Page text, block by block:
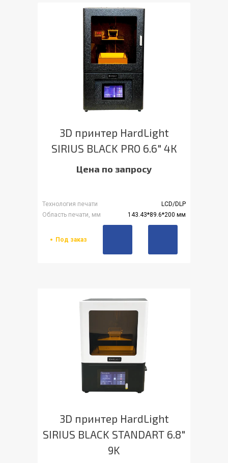
3D принтер HardLight
SIRIUS BLACK PRO 6.6" 4К
Цена по запросу
Технология печати
LCD/DLP
Область печати, мм
143.43*89.6*200 мм
Под заказ
3D принтер HardLight
SIRIUS BLACK STANDART 6.8"
9K